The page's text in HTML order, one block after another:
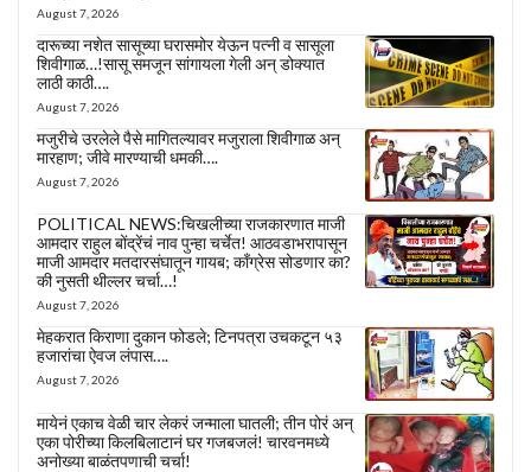
August 7, 2026
दारूच्या नशेत सासूच्या घरासमोर येऊन पत्नी व सासूला
शिवीगाळ…!सासू समजून सांगायला गेली अन् डोक्यात
लाठी काठी….
August 7, 2026
मजुरीचे उरलेले पैसे मागितल्यावर मजुराला शिवीगाळ अन्
मारहाण; जीवे मारण्याची धमकी….
August 7, 2026
POLITICAL NEWS:चिखलीच्या राजकारणात माजी
आमदार राहुल बोंद्रेंचं नाव पुन्हा चर्चेत! आठवडाभरापासून
माजी आमदार मतदारसंघातून गायब; काँग्रेस सोडणार का?
की नुसती थील्लर चर्चा…!
August 7, 2026
मेहकरात किराणा दुकान फोडले; टिनपत्रा उचकटून ५३
हजारांचा ऐवज लंपास….
August 7, 2026
मायेनं एकाच वेळी चार लेकरं जन्माला घातली; तीन पोरं अन्
एका पोरीच्या किलबिलाटानं घर गजबजलं! चारवनमध्ये
अनोख्या बाळंतपणाची चर्चा!